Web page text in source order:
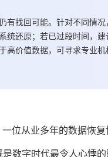
有找回可能。针对不同情
统还原；若已过段时间，
高价值数据，可寻求专业
一位从业多年的数据恢复
数字时代最令人心悸